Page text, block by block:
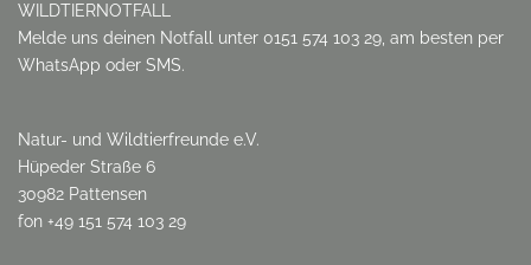
WILDTIERNOTFALL
Melde uns deinen Notfall unter 0151 574 103 29, am besten per
WhatsApp oder SMS.
Natur- und Wildtierfreunde e.V.
Hüpeder Straße 6
30982 Pattensen
fon +49 151 574 103 29